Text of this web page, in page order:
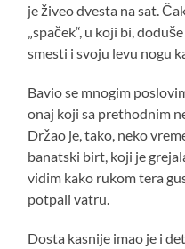
je živeo dvesta na sat.
„spaček“, u koji bi,
smesti i svoju levu nogu
Bavio se mnogim
onaj koji sa prethodnim
Držao je, tako, neko
banatski birt, koji je
vidim kako rukom tera
potpali vatru.
Dosta kasnije imao je i